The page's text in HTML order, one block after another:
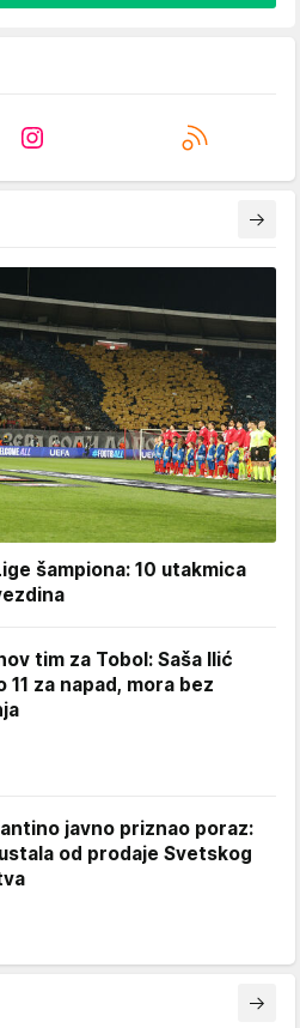
šampiona: 10 utakmica
tim za Tobol: Saša Ilić
11 za napad, mora bez
javno priznao poraz:
od prodaje Svetskog